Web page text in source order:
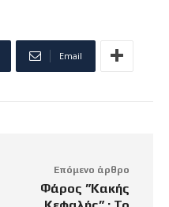
Email
Επόμενο άρθρο
Φάρος ”Κακής